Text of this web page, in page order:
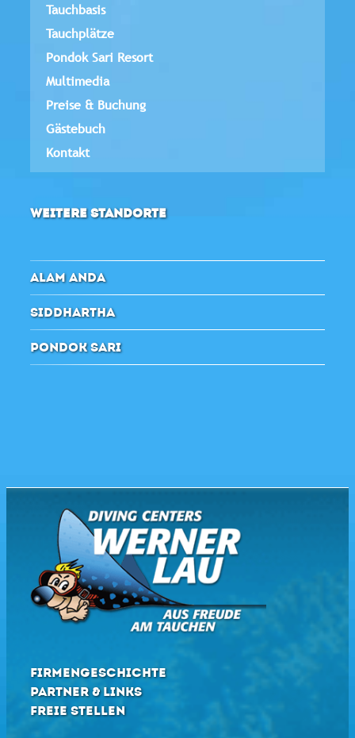
Tauchbasis
Tauchplätze
Pondok Sari Resort
Multimedia
Preise & Buchung
Gästebuch
Kontakt
WEITERE STANDORTE
ALAM ANDA
SIDDHARTHA
PONDOK SARI
FIRMENGESCHICHTE
PARTNER & LINKS
FREIE STELLEN